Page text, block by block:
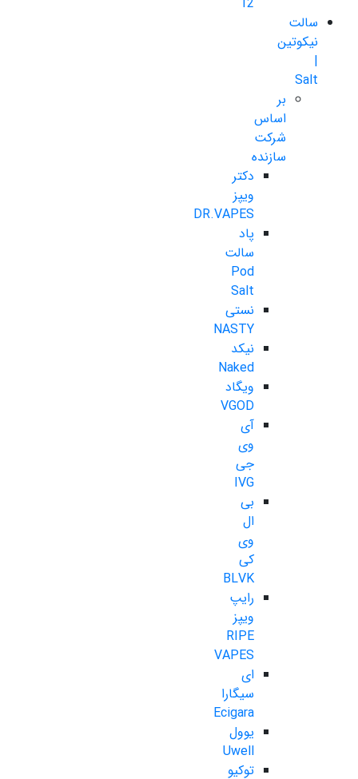
سالت
نیکوتین
|
Salt
بر
اساس
شرکت
سازنده
دکتر
ویپز
DR.VAPES
پاد
سالت
Pod
Salt
نستی
NASTY
نیکد
Naked
ویگاد
VGOD
آی
وی
جی
IVG
بی
ال
وی
کی
BLVK
رایپ
ویپز
RIPE
VAPES
ای
سیگارا
Ecigara
یوول
Uwell
توکیو